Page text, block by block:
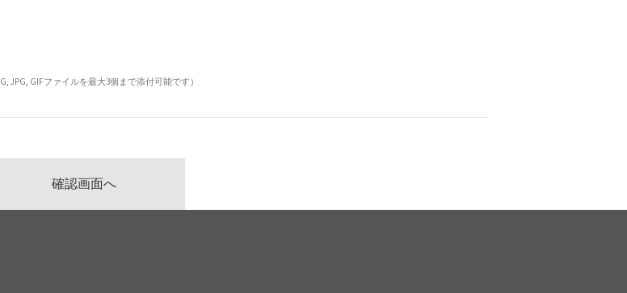
JPG, GIFファイルを最大3個まで添付可能です）